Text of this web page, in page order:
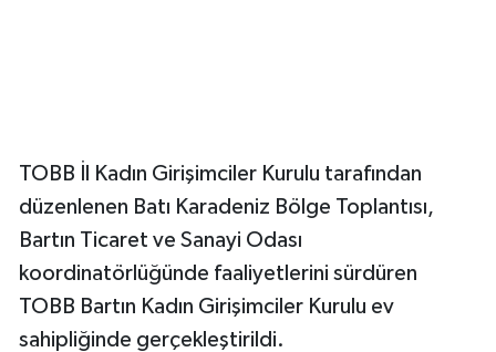
TOBB İl Kadın Girişimciler Kurulu tarafından
düzenlenen Batı Karadeniz Bölge Toplantısı,
Bartın Ticaret ve Sanayi Odası
koordinatörlüğünde faaliyetlerini sürdüren
TOBB Bartın Kadın Girişimciler Kurulu ev
sahipliğinde gerçekleştirildi.